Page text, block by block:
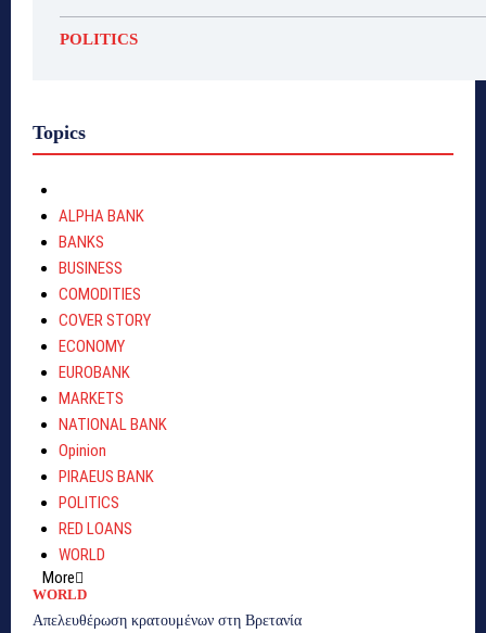
POLITICS
Topics
ALPHA BANK
BANKS
BUSINESS
COMODITIES
COVER STORY
ECONOMY
EUROBANK
MARKETS
NATIONAL BANK
Opinion
PIRAEUS BANK
POLITICS
RED LOANS
WORLD
More
WORLD
Απελευθέρωση κρατουμένων στη Βρετανία